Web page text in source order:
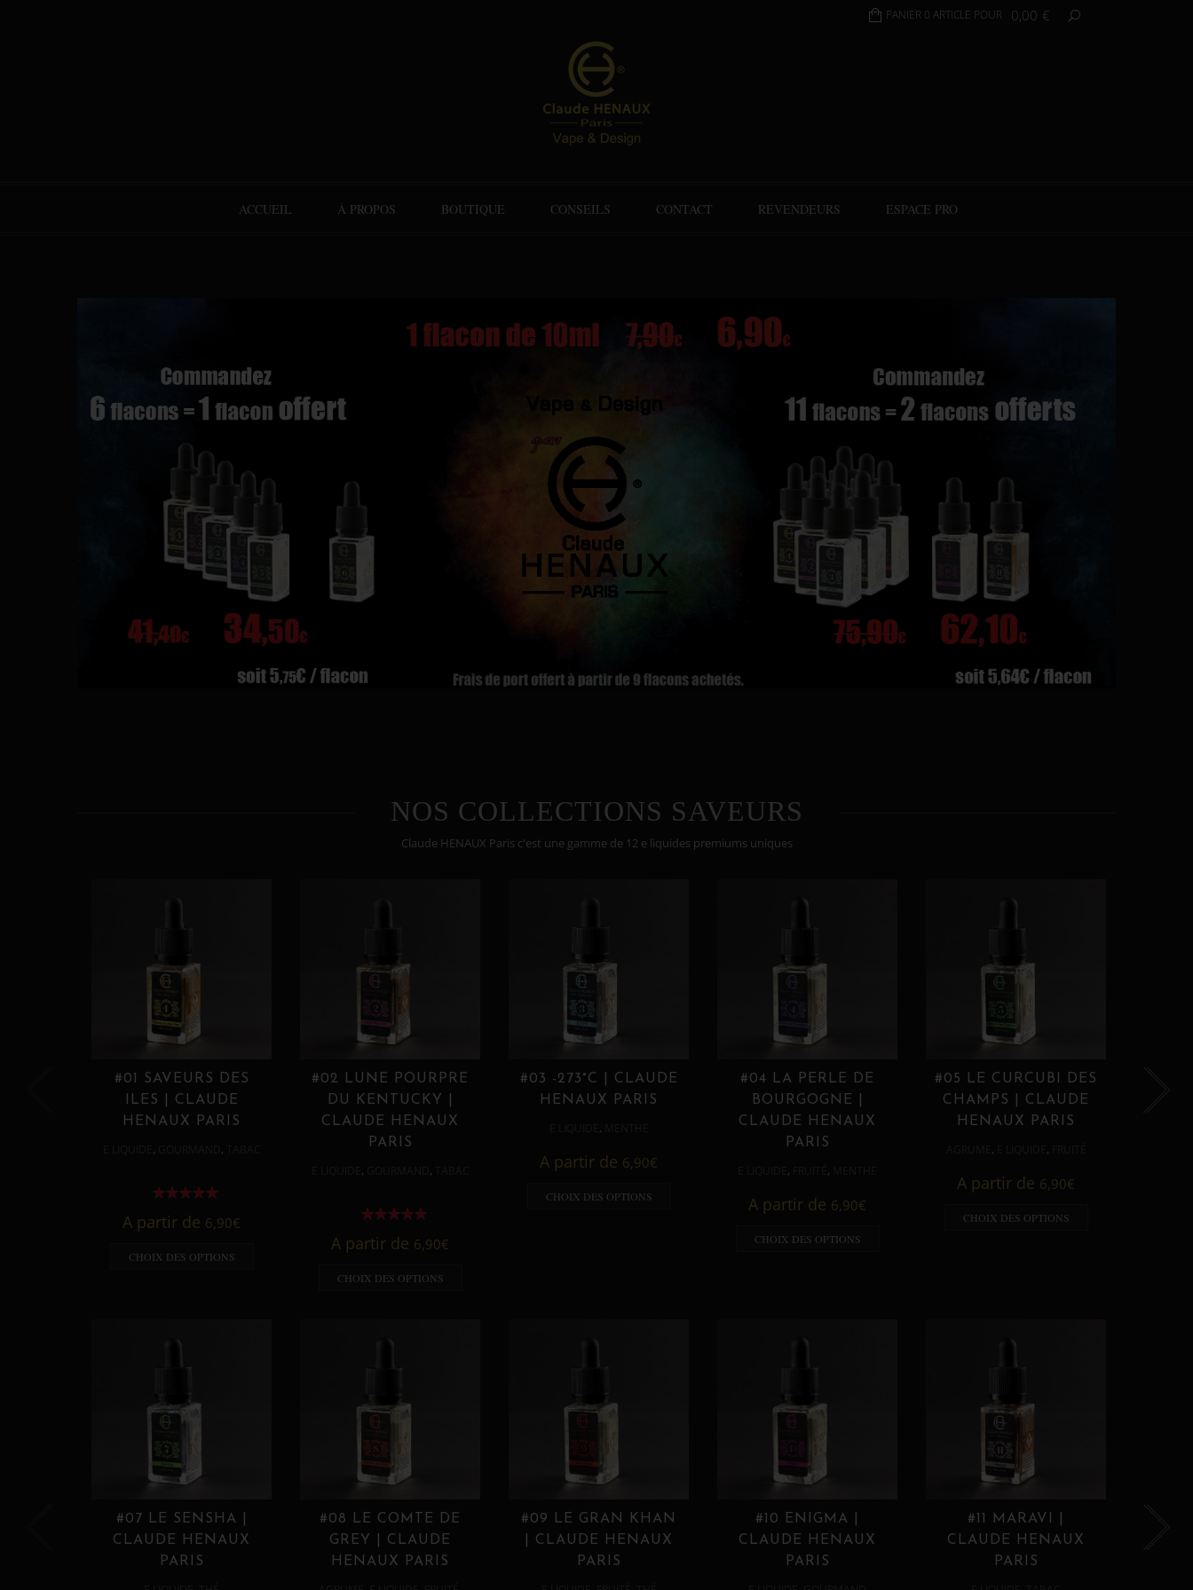
PANIER 0 ARTICLE POUR 0,00 €
ACCUEIL À PROPOS BOUTIQUE CONSEILS CONTACT REVENDEURS ESPACE PRO
NOS COLLECTIONS SAVEURS
Claude HENAUX Paris c'est une gamme de 12 e liquides premiums uniques
#01 SAVEURS DES
ILES | CLAUDE
HENAUX PARIS
, ,
A partir de 6,90€
CHOIX DES OPTIONS
#02 LUNE POURPRE
DU KENTUCKY |
CLAUDE HENAUX
PARIS
, ,
A partir de 6,90€
CHOIX DES OPTIONS
#03 -273°C | CLAUDE
HENAUX PARIS
,
A partir de 6,90€
CHOIX DES OPTIONS
#04 LA PERLE DE
BOURGOGNE |
CLAUDE HENAUX
PARIS
, ,
A partir de 6,90€
CHOIX DES OPTIONS
#05 LE CURCUBI DES
CHAMPS | CLAUDE
HENAUX PARIS
, ,
A partir de 6,90€
CHOIX DES OPTIONS
#07 LE SENSHA |
CLAUDE HENAUX
PARIS
#08 LE COMTE DE
GREY | CLAUDE
HENAUX PARIS
#09 LE GRAN KHAN
| CLAUDE HENAUX
PARIS
#10 ENIGMA |
CLAUDE HENAUX
PARIS
#11 MARAVI |
CLAUDE HENAUX
PARIS